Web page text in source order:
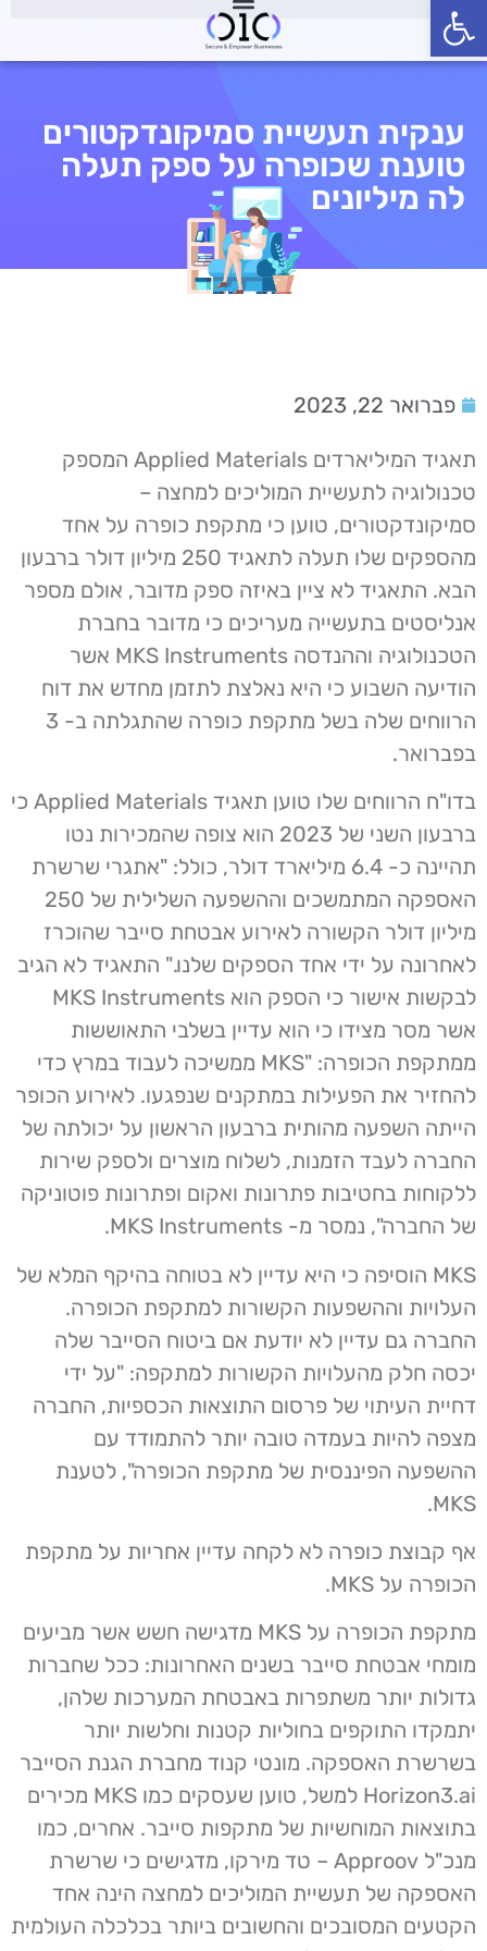
פתח סרגל נגישות
ענקית תעשיית סמיקונדקטורים
טוענת שכופרה על ספק תעלה
לה מיליונים
פברואר 22, 2023
תאגיד המיליארדים Applied Materials המספק
טכנולוגיה לתעשיית המוליכים למחצה –
סמיקונדקטורים, טוען כי מתקפת כופרה על אחד
מהספקים שלו תעלה לתאגיד 250 מיליון דולר ברבעון
הבא. התאגיד לא ציין באיזה ספק מדובר, אולם מספר
אנליסטים בתעשייה מעריכים כי מדובר בחברת
הטכנולוגיה וההנדסה MKS Instruments אשר
הודיעה השבוע כי היא נאלצת לתזמן מחדש את דוח
הרווחים שלה בשל מתקפת כופרה שהתגלתה ב- 3
בפברואר.
בדו"ח הרווחים שלו טוען תאגיד Applied Materials כי
ברבעון השני של 2023 הוא צופה שהמכירות נטו
תהיינה כ- 6.4 מיליארד דולר, כולל: "אתגרי שרשרת
האספקה המתמשכים וההשפעה השלילית של 250
מיליון דולר הקשורה לאירוע אבטחת סייבר שהוכרז
לאחרונה על ידי אחד הספקים שלנו." התאגיד לא הגיב
לבקשות אישור כי הספק הוא MKS Instruments
אשר מסר מצידו כי הוא עדיין בשלבי התאוששות
ממתקפת הכופרה: "MKS ממשיכה לעבוד במרץ כדי
להחזיר את הפעילות במתקנים שנפגעו. לאירוע הכופר
הייתה השפעה מהותית ברבעון הראשון על יכולתה של
החברה לעבד הזמנות, לשלוח מוצרים ולספק שירות
ללקוחות בחטיבות פתרונות ואקום ופתרונות פוטוניקה
של החברה", נמסר מ- MKS Instruments.
MKS הוסיפה כי היא עדיין לא בטוחה בהיקף המלא של
העלויות וההשפעות הקשורות למתקפת הכופרה.
החברה גם עדיין לא יודעת אם ביטוח הסייבר שלה
יכסה חלק מהעלויות הקשורות למתקפה: "על ידי
דחיית העיתוי של פרסום התוצאות הכספיות, החברה
מצפה להיות בעמדה טובה יותר להתמודד עם
ההשפעה הפיננסית של מתקפת הכופרה", לטענת
MKS.
אף קבוצת כופרה לא לקחה עדיין אחריות על מתקפת
הכופרה על MKS.
מתקפת הכופרה על MKS מדגישה חשש אשר מביעים
מומחי אבטחת סייבר בשנים האחרונות: ככל שחברות
גדולות יותר משתפרות באבטחת המערכות שלהן,
יתמקדו התוקפים בחוליות קטנות וחלשות יותר
בשרשרת האספקה. מונטי קנוד מחברת הגנת הסייבר
Horizon3.ai למשל, טוען שעסקים כמו MKS מכירים
בתוצאות המוחשיות של מתקפות סייבר. אחרים, כמו
מנכ"ל Approov – טד מירקו, מדגישים כי שרשרת
האספקה של תעשיית המוליכים למחצה הינה אחד
הקטעים המסובכים והחשובים ביותר בכלכלה העולמית